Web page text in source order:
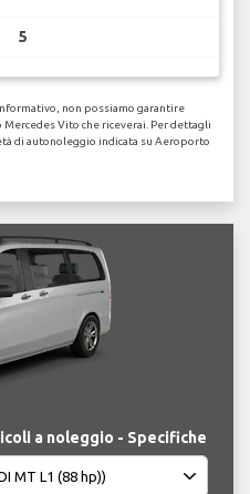
5
non possiamo garantire
Vito che riceverai. Per dettagli
di autonoleggio indicata su Aeroporto
a noleggio - Specifiche